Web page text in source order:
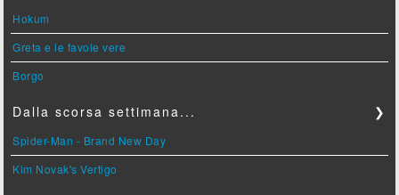
Hokum
Greta e le favole vere
Borgo
Dalla scorsa settimana... ❯
Spider-Man - Brand New Day
Kim Novak's Vertigo